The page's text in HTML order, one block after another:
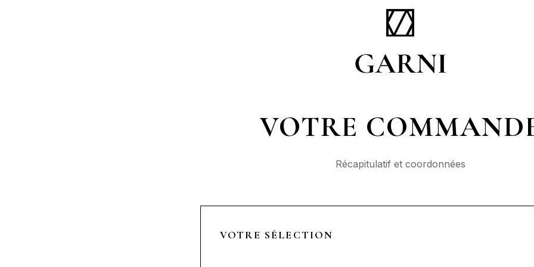
VOTRE
Récapitulatif et coordonnées
VOTRE SÉLECTION